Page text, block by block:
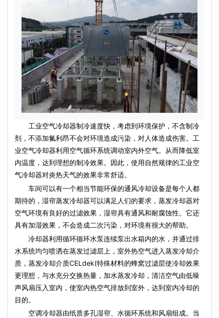
工业空气冷却器制冷速度快，考虑到环境保护，不含制冷
剂，不添加氟利昂不会对环境造成污染，对人体造成伤害。工
业空气冷却器利用空气循环系统调动室内外空气。从而降低室
内温度，达到理想的制冷效果。因此，使用自然规律的工业空
气冷却器对炎热天气的效果非常舒适。
车间可以有一个相当节能环保的通风冷却设备是每个人都
期待的，湿帘蒸发冷却器可以满足人们的要求，蒸发冷却器对
空气环境有良好的过滤效果，湿帘具有通风和耐腐蚀性。它还
具有加湿效果，不会造成二次污染，对环境有很大的帮助。
冷却器利用循环循环水泵连续泵出水箱内的水，并通过排
水系统均匀喷洒在蒸发过滤层上，室外热空气进入蒸发冷却介
质，蒸发冷却介质CELdek(特殊材料的蜂窝过滤层使冷却效果
更理想，与水充分交换热量，加水蒸发冷却，清洁空气由低噪
声风扇压入室内，使室内热空气排放到室外，达到室内冷却的
目的。
空调冷却器由纸质多孔湿帘、水循环系统和风扇组成。当